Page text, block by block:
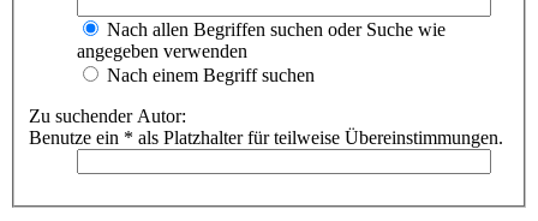
Nach allen Begriffen suchen oder Suche wie
angegeben verwenden
Nach einem Begriff suchen
Zu suchender Autor:
Benutze ein * als Platzhalter für teilweise Übereinstimmungen.